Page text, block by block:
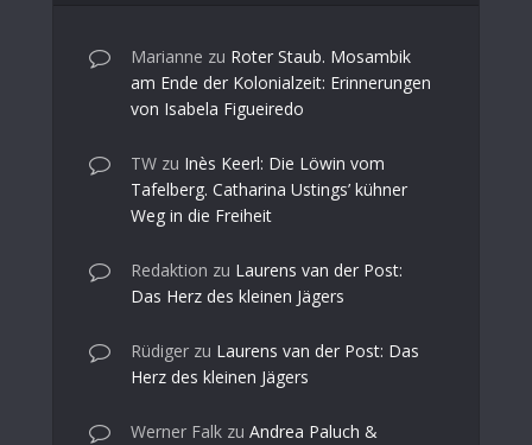
Marianne zu Roter Staub. Mosambik
am Ende der Kolonialzeit: Erinnerungen
von Isabela Figueiredo
TW zu Inès Keerl: Die Löwin vom
Tafelberg. Catharina Ustings’ kühner
Weg in die Freiheit
Redaktion zu Laurens van der Post:
Das Herz des kleinen Jägers
Rüdiger zu Laurens van der Post: Das
Herz des kleinen Jägers
Werner Falk zu Andrea Paluch &